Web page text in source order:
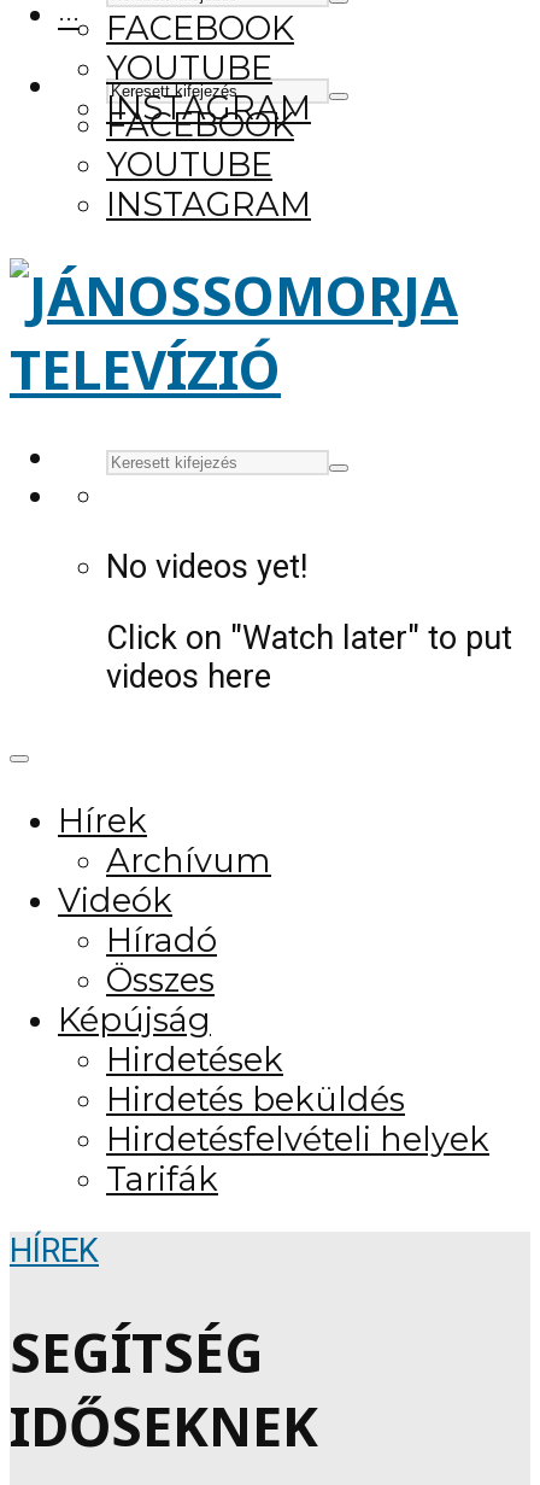
FACEBOOK
YOUTUBE
INSTAGRAM
···
FACEBOOK
YOUTUBE
INSTAGRAM
No videos yet!
Click on "Watch later" to put
videos here
Hírek
Archívum
Videók
Híradó
Összes
Képújság
Hirdetések
Hirdetés beküldés
Hirdetésfelvételi helyek
Tarifák
HÍREK
SEGÍTSÉG
IDŐSEKNEK